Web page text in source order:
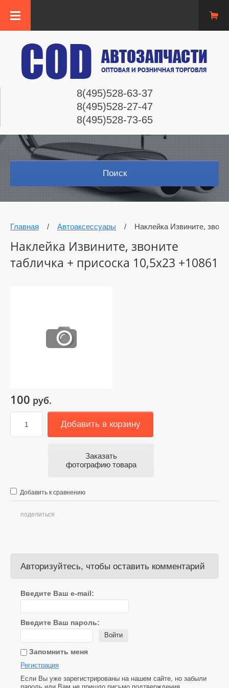
8(495)528-63-37
8(495)528-27-47
8(495)528-73-65
Поиск
Главная / Автоаксессуары / Наклейка Извините,
Наклейка Извините, звоните
табличка + присоска 10,5х23 +10861
100 руб.
Добавить в корзину
Заказать
фотографию товара
Добавить к сравнению
поделиться
Авторизуйтесь, чтобы оставить комментарий
Введите Ваш e-mail:
Введите Ваш пароль:
Войти
Запомнить меня
Регистрация
Если Вы уже зарегистрированы на нашем сайте, но забыли